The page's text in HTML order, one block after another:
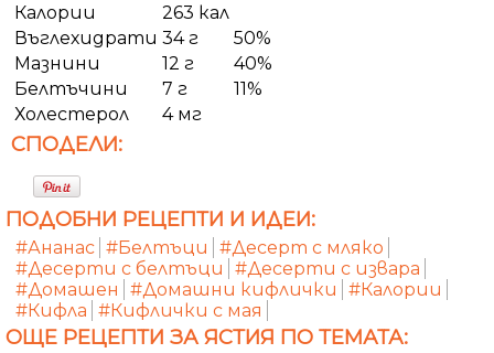
Калории
263 кал
Въглехидрати 34 г
50%
Мазнини
12 г
40%
Белтъчини
7 г
11%
Холестерол
4 мг
СПОДЕЛИ:
ПОДОБНИ РЕЦЕПТИ И ИДЕИ:
#Ананас #Белтъци
#Десерт с мляко
#Десерти с белтъци
#Десерти с извара
#Домашен
#Домашни кифлички
#Калории
#Кифла #Кифлички с мая
ОЩЕ РЕЦЕПТИ ЗА ЯСТИЯ ПО ТЕМАТА: